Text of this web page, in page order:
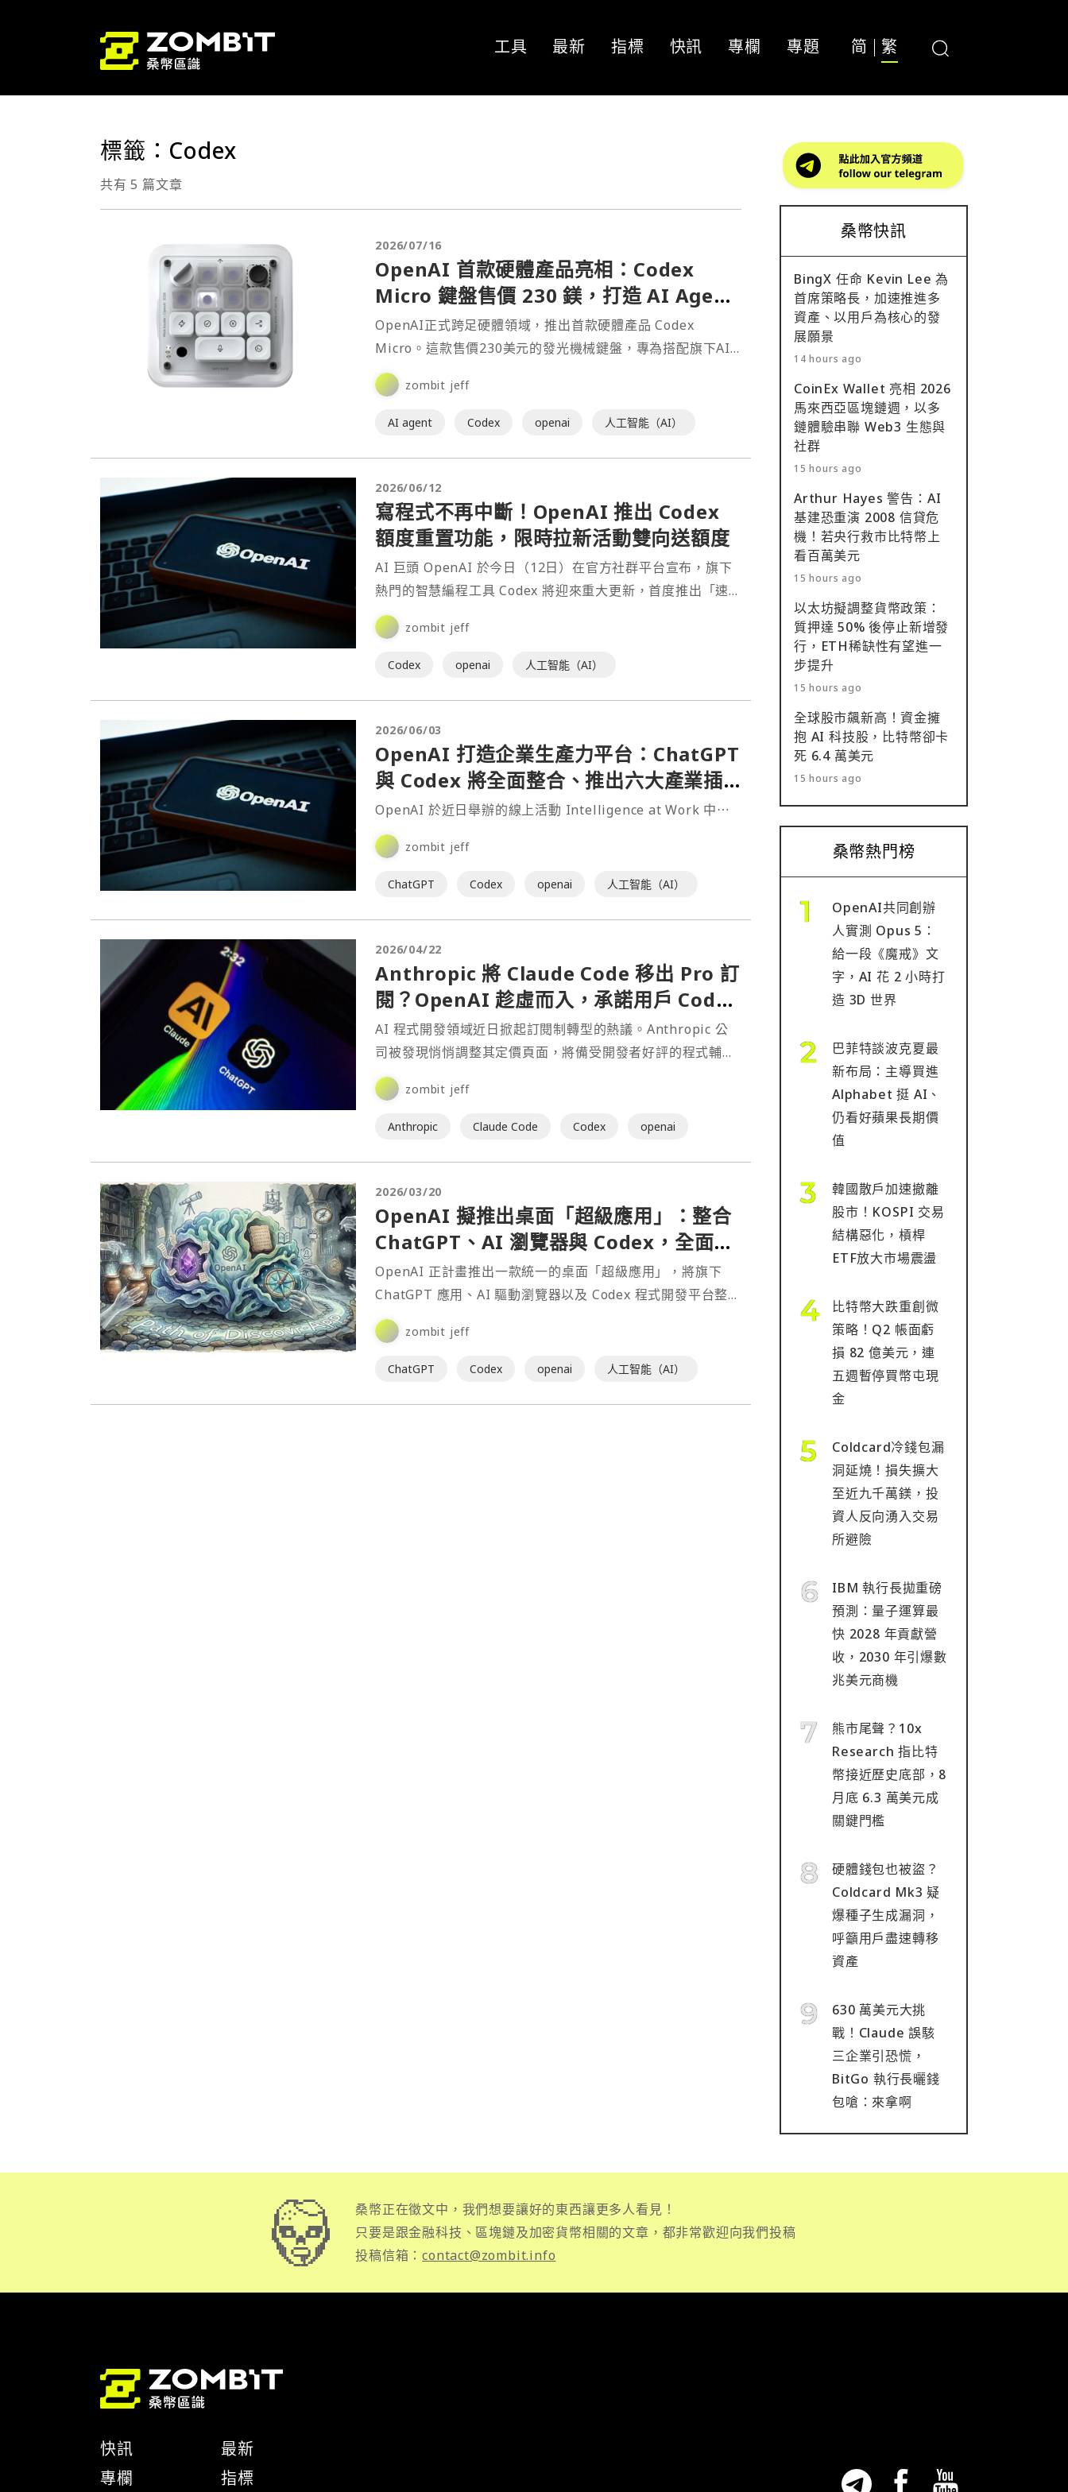
工具 最新 指標 快訊 專欄 專題 简 繁
標籤：Codex
共有 5 篇文章
2026/07/16
OpenAI 首款硬體產品亮相：Codex
Micro 鍵盤售價 230 鎂，打造 AI Agent
操作中樞
OpenAI正式跨足硬體領域，推出首款硬體產品 Codex
Micro。這款售價230美元的發光機械鍵盤，專為搭配旗下AI
程式設計助手 Codex 設計，目標是讓使⋯
zombit jeff
AI agent Codex openai 人工智能（AI）
2026/06/12
寫程式不再中斷！OpenAI 推出 Codex
額度重置功能，限時拉新活動雙向送額度
AI 巨頭 OpenAI 於今日（12日）在官方社群平台宣布，旗下
熱門的智慧編程工具 Codex 將迎來重大更新，首度推出「速
率限制重置存備（Banked Rese⋯
zombit jeff
Codex openai 人工智能（AI）
2026/06/03
OpenAI 打造企業生產力平台：ChatGPT
與 Codex 將全面整合、推出六大產業插
件與新功能
OpenAI 於近日舉辦的線上活動 Intelligence at Work 中⋯
zombit jeff
ChatGPT Codex openai 人工智能（AI）
2026/04/22
Anthropic 將 Claude Code 移出 Pro 訂
閱？OpenAI 趁虛而入，承諾用戶 Codex
不漲價
AI 程式開發領域近日掀起訂閱制轉型的熱議。Anthropic 公
司被發現悄悄調整其定價頁面，將備受開發者好評的程式輔助
工具 Claude Code 從每月 20⋯
zombit jeff
Anthropic Claude Code Codex openai
2026/03/20
OpenAI 擬推出桌面「超級應用」：整合
ChatGPT、AI 瀏覽器與 Codex，全面聚
焦生產力
OpenAI 正計畫推出一款統一的桌面「超級應用」，將旗下
ChatGPT 應用、AI 驅動瀏覽器以及 Codex 程式開發平台整
合至單一介面，藉此簡化用戶體驗並強⋯
zombit jeff
ChatGPT Codex openai 人工智能（AI）
桑幣快訊
BingX 任命 Kevin Lee 為
首席策略長，加速推進多
資產、以用戶為核心的發
展願景
14 hours ago
CoinEx Wallet 亮相 2026
馬來西亞區塊鏈週，以多
鏈體驗串聯 Web3 生態與
社群
15 hours ago
Arthur Hayes 警告：AI
基建恐重演 2008 信貸危
機！若央行救市比特幣上
看百萬美元
15 hours ago
以太坊擬調整貨幣政策：
質押達 50% 後停止新增發
行，ETH稀缺性有望進一
步提升
15 hours ago
全球股市飆新高！資金擁
抱 AI 科技股，比特幣卻卡
死 6.4 萬美元
15 hours ago
桑幣熱門榜
OpenAI共同創辦
人實測 Opus 5：
給一段《魔戒》文
字，AI 花 2 小時打
造 3D 世界
巴菲特談波克夏最
新布局：主導買進
Alphabet 挺 AI、
仍看好蘋果長期價
值
韓國散戶加速撤離
股市！KOSPI 交易
結構惡化，槓桿
ETF放大市場震盪
比特幣大跌重創微
策略！Q2 帳面虧
損 82 億美元，連
五週暫停買幣屯現
金
Coldcard冷錢包漏
洞延燒！損失擴大
至近九千萬鎂，投
資人反向湧入交易
所避險
IBM 執行長拋重磅
預測：量子運算最
快 2028 年貢獻營
收，2030 年引爆數
兆美元商機
熊市尾聲？10x
Research 指比特
幣接近歷史底部，8
月底 6.3 萬美元成
關鍵門檻
硬體錢包也被盜？
Coldcard Mk3 疑
爆種子生成漏洞，
呼籲用戶盡速轉移
資產
630 萬美元大挑
戰！Claude 誤駭
三企業引恐慌，
BitGo 執行長曬錢
包嗆：來拿啊
桑幣正在徵文中，我們想要讓好的東西讓更多人看見！
只要是跟金融科技、區塊鏈及加密貨幣相關的文章，都非常歡迎向我們投稿
投稿信箱：contact@zombit.info
快訊
專欄
最新
指標